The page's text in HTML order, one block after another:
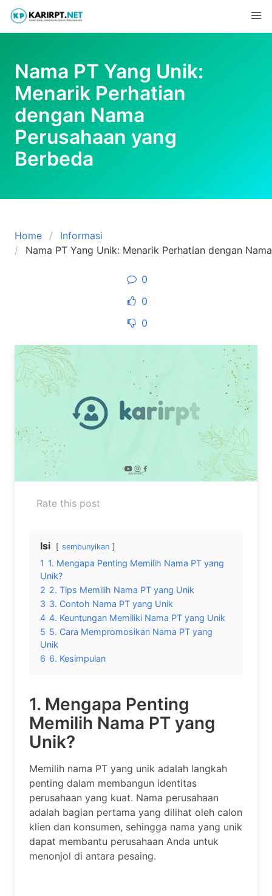
Skip
content
Nama PT Yang Unik:
Menarik Perhatian
dengan Nama
Perusahaan yang
Berbeda
Home
Informasi
Nama PT Yang Unik: Menarik Perhatian dengan
0
0
0
Rate this post
Isi sembunyikan
1 1. Mengapa Penting Memilih Nama PT yang
Unik?
2 2. Tips Memilih Nama PT yang Unik
3 3. Contoh Nama PT yang Unik
4 4. Keuntungan Memiliki Nama PT yang Unik
5 5. Cara Mempromosikan Nama PT yang
Unik
6 6. Kesimpulan
1. Mengapa Penting
Memilih Nama PT yang
Unik?
Memilih nama PT yang unik adalah langkah
penting dalam membangun identitas
perusahaan yang kuat. Nama perusahaan
adalah bagian pertama yang dilihat oleh calon
klien dan konsumen, sehingga nama yang unik
dapat membantu perusahaan Anda untuk
menonjol di antara pesaing.